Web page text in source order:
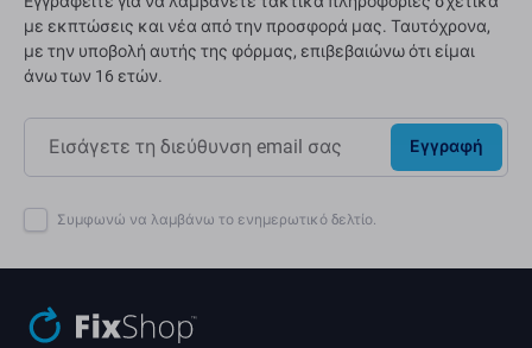
με εκπτώσεις και νέα από την προσφορά μας. Ταυτόχρονα,
με την υποβολή αυτής της φόρμας, επιβεβαιώνω ότι είμαι
άνω των 16 ετών.
Εγγραφή
Συμφωνώ να λαμβάνω το ενημερωτικό δελτίο.